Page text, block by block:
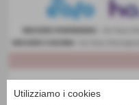
Utilizziamo i cookies